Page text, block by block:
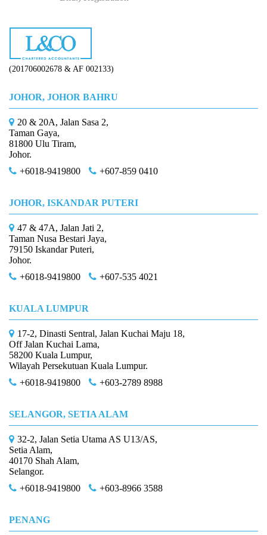
(201706002678 & AF 002133)
JOHOR, JOHOR BAHRU
20 & 20A, Jalan Sasa 2,
Taman Gaya,
81800 Ulu Tiram,
Johor.
+6018-9419800
+607-859 0410
JOHOR, ISKANDAR PUTERI
47 & 47A, Jalan Jati 2,
Taman Nusa Bestari Jaya,
79150 Iskandar Puteri,
Johor.
+6018-9419800
+607-535 4021
KUALA LUMPUR
17-2, Dinasti Sentral, Jalan Kuchai Maju 18,
Off Jalan Kuchai Lama,
58200 Kuala Lumpur,
Wilayah Persekutuan Kuala Lumpur.
+6018-9419800
+603-2789 8988
SELANGOR, SETIA ALAM
32-2, Jalan Setia Utama AS U13/AS,
Setia Alam,
40170 Shah Alam,
Selangor.
+6018-9419800
+603-8966 3588
PENANG